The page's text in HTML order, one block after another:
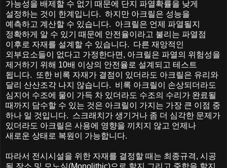
가능성을 배제할 수 없기 때문에 단지 파열확률을 낮게
설정하는 것이 한계입니다. 하지만 아크릴은 성능을
예측하고 계산할 수 있습니다. 아크릴은 언제 파열될지
정확하게 알 수 있기 때문에 안전율이라고 불리는 파열점
이후로 자재를 설계할 수 있습니다. 다른 재앙적인
외부요소들이
없다고 가정한다면 , 아크릴은 파열의 위험성을
제거하기
위해 10배 이상의 안전율로 설계되고 테스트
됩니다. 또한 비록 자재가 결점이 있더라도 아크릴은 유리와
달리 산산조각 나지 않습니다. 비록 아크릴이
손상되더라도
심지어 수조에 물이 가득 차 있더라도 수조의 수리가 완료될
때까지
담수할 수 있는 것은 아크릴이 가지는 가장 큰 이점 중
하나 일 것입니다. 스크래치가 생기거나 좀 더 심각한 문제가
있더라도 아크릴은 사용에 영향을 끼치지 않고 언제나
새로운 상태로 복원이 가능합니다.
따라서 전시시설을 위한 자재를 결정할 때는 최종규격, 시공
될 장소 및 모노식(Monolithic)으로 할지 그리고 중합을 할지